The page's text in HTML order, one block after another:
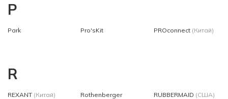
P
Park Pro'sKit PROconnect (Китай)
R
REXANT (Китай)
Rothenberger
RUBBERMAID (США)